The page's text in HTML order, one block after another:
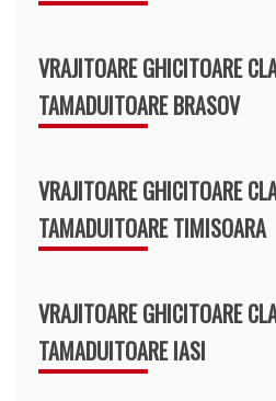
VRAJITOARE GHICITOARE
TAMADUITOARE BRASOV
VRAJITOARE GHICITOARE
TAMADUITOARE TIMISOARA
VRAJITOARE GHICITOARE
TAMADUITOARE IASI